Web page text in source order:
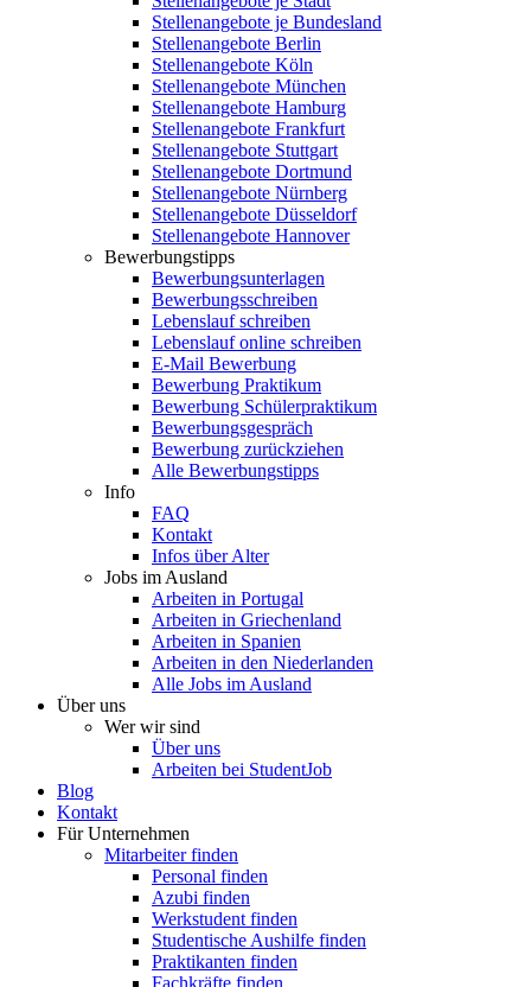
Stellenangebote je Bundesland
Stellenangebote Berlin
Stellenangebote Köln
Stellenangebote München
Stellenangebote Hamburg
Stellenangebote Frankfurt
Stellenangebote Stuttgart
Stellenangebote Dortmund
Stellenangebote Nürnberg
Stellenangebote Düsseldorf
Stellenangebote Hannover
Bewerbungstipps
Bewerbungsunterlagen
Bewerbungsschreiben
Lebenslauf schreiben
Lebenslauf online schreiben
E-Mail Bewerbung
Bewerbung Praktikum
Bewerbung Schülerpraktikum
Bewerbungsgespräch
Bewerbung zurückziehen
Alle Bewerbungstipps
Info
FAQ
Kontakt
Infos über Alter
Jobs im Ausland
Arbeiten in Portugal
Arbeiten in Griechenland
Arbeiten in Spanien
Arbeiten in den Niederlanden
Alle Jobs im Ausland
Über uns
Wer wir sind
Über uns
Arbeiten bei StudentJob
Blog
Kontakt
Für Unternehmen
Mitarbeiter finden
Personal finden
Azubi finden
Werkstudent finden
Studentische Aushilfe finden
Praktikanten finden
Fachkräfte finden